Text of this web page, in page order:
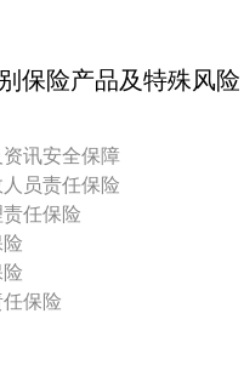
保险产品及特殊风险
讯安全保障
员责任保险
任保险
保险